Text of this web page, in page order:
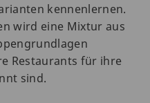
kennenlernen.
wird eine Mixtur aus
Restaurants für ihre
sind.